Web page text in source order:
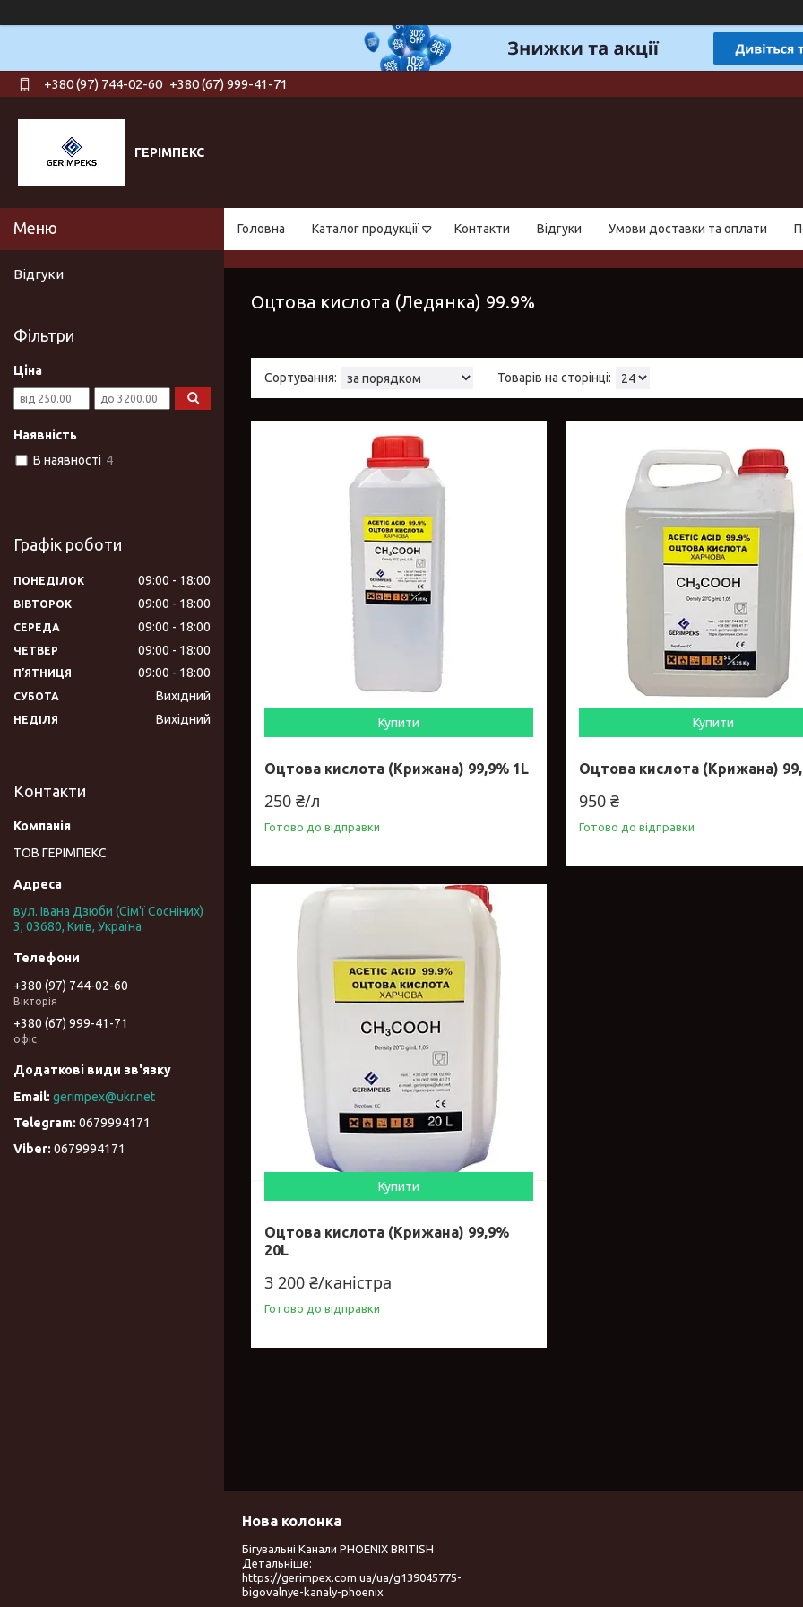
+380 (97) 744-02-60 +380 (67) 999-41-71
ГЕРІМПЕКС
Головна Каталог продукції Контакти Відгуки Умови доставки та оплати
Оцтова кислота (Ледянка) 99.9%
Купити
Оцтова кислота (Крижана) 99,9% 1L
250 ₴/л
Готово до відправки
Купити
Оцтова кислота (Крижана)
950 ₴
Готово до відправки
Купити
Оцтова кислота (Крижана) 99,9%
20L
3 200 ₴/каністра
Готово до відправки
Відгуки
Фільтри
Ціна
Наявність
В наявності 4
Графік роботи
ПОНЕДІЛОК 09:00 18:00
ВІВТОРОК 09:00 18:00
СЕРЕДА 09:00 18:00
ЧЕТВЕР 09:00 18:00
ПʼЯТНИЦЯ 09:00 18:00
СУБОТА Вихідний
НЕДІЛЯ Вихідний
Контакти
ТОВ ГЕРІМПЕКС
вул. Івана Дзюби (Сім'ї Сосніних)
3, 03680, Київ, Україна
+380 (97) 744-02-60
Вікторія
+380 (67) 999-41-71
офіс
gerimpex@ukr.net
0679994171
0679994171
Нова колонка
Бігувальні Канали PHOENIX BRITISH
Детальніше:
https://gerimpex.com.ua/ua/g139045775-
bigovalnye-kanaly-phoenix